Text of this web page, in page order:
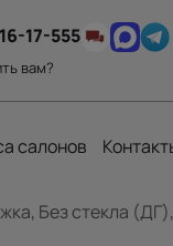
17-555
вам?
салонов
Без стекла